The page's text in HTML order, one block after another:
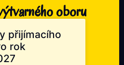
oboru
přijímacího
rok